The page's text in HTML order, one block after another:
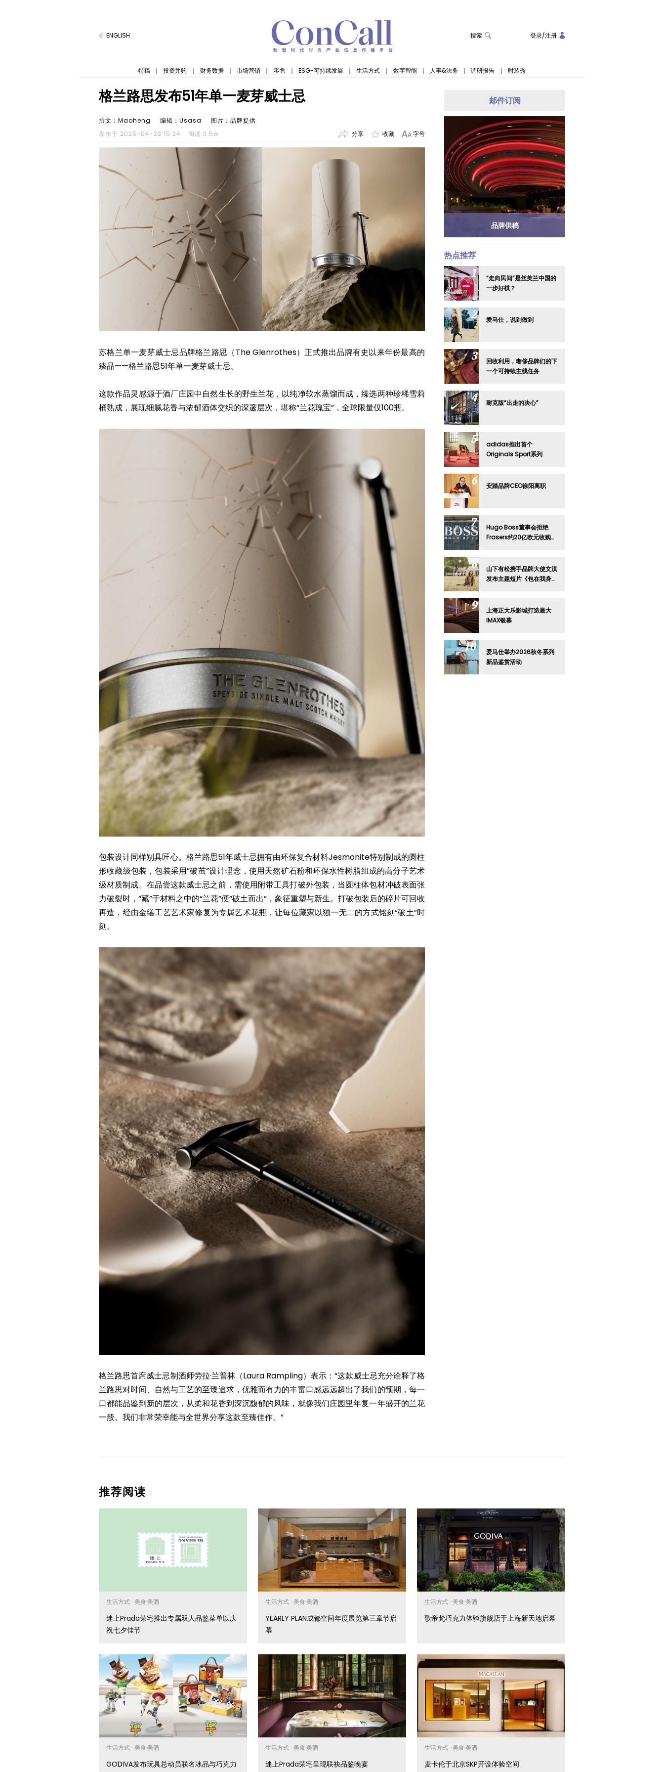
ENGLISH 搜索 登录/注册
特稿 ｜ 投资并购 ｜ 财务数据 ｜ 市场营销 ｜ 零售 ｜ ESG-可持续发展 ｜ 生活方式 ｜ 数字智能 ｜ 人事&法务 ｜ 调研报告 ｜ 时装秀
格兰路思发布51年单一麦芽威士忌
撰文：Maoheng 编辑：Usasa
图片：品牌提供
发布于 2025-04-23 15:24
阅读 3.5w 分享 收藏 AA字号
苏格兰单一麦芽威士忌品牌格兰路思（The Glenrothes）正式推出品牌有史以来年份最高的
臻品——格兰路思51年单一麦芽威士忌。
这款作品灵感源于酒厂庄园中自然生长的野生兰花，以纯净软水蒸馏而成，臻选两种珍稀雪莉
桶熟成，展现细腻花香与浓郁酒体交织的深邃层次，堪称“兰花瑰宝”，全球限量仅100瓶。
包装设计同样别具匠心。格兰路思51年威士忌拥有由环保复合材料Jesmonite特别制成的圆柱
形收藏级包装，包装采用”破茧”设计理念，使用天然矿石粉和环保水性树脂组成的高分子艺术
级材质制成。在品尝这款威士忌之前，需使用附带工具打破外包装，当圆柱体包材冲破表面张
力破裂时，“藏”于材料之中的“兰花”便“破土而出”，象征重塑与新生。打破包装后的碎片可回收
再造，经由金缮工艺艺术家修复为专属艺术花瓶，让每位藏家以独一无二的方式铭刻“破土”时
刻。
格兰路思首席威士忌制酒师劳拉·兰普林（Laura Rampling）表示：“这款威士忌充分诠释了格
兰路思对时间、自然与工艺的至臻追求，优雅而有力的丰富口感远远超出了我们的预期，每一
口都能品鉴到新的层次，从柔和花香到深沉馥郁的风味，就像我们庄园里年复一年盛开的兰花
一般。我们非常荣幸能与全世界分享这款至臻佳作。”
邮件订阅
品牌供稿
热点推荐
“走向民间”是丝芙兰中国的
一步好棋？
爱马仕，说到做到
回收利用，奢侈品牌们的下
一个可持续主线任务
耐克版“出走的决心”
adidas推出首个
Originals Sport系列
安踏品牌CEO徐阳离职
Hugo Boss董事会拒绝
Frasers约20亿欧元收购要
山下有松携手品牌大使文淇
发布主题短片《包在我身
上海正大乐影城打造最大
IMAX银幕
爱马仕举办2026秋冬系列
新品鉴赏活动
推荐阅读
生活方式 ·美食·美酒
迷上Prada荣宅推出专属双人品鉴菜单以庆
祝七夕佳节
生活方式 ·美食·美酒
YEARLY PLAN成都空间年度展览第三章节启
幕
生活方式 ·美食·美酒
歌帝梵巧克力体验旗舰店于上海新天地启幕
生活方式 ·美食·美酒
GODIVA发布玩具总动员联名冰品与巧克力
生活方式 ·美食·美酒
迷上Prada荣宅呈现联袂品鉴晚宴
生活方式 ·美食·美酒
麦卡伦于北京SKP开设体验空间